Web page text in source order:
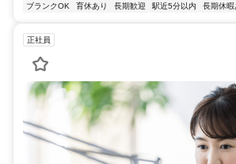
ブランクOK
育休あり 長期歓迎 駅近5分以内 長期休暇
正社員